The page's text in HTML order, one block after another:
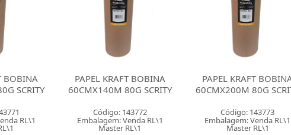
BOBINA
SCRITY
RL\1
PAPEL KRAFT BOBINA
60CMX200M 80G SCRITY
Código: 143773
Embalagem: Venda RL\1
Master RL\1
PAPEL KRAFT
120CMX200M 80G
Código: 143774
Embalagem: Venda RL\1
Master RL\1